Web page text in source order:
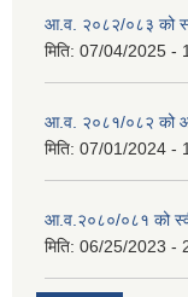
आ.व. २०८२/०८३ को
मिति: 07/04/2025 -
आ.व. २०८१/०८२ को
मिति: 07/01/2024 -
आ.व.२०८०/०८१ को
मिति: 06/25/2023 -